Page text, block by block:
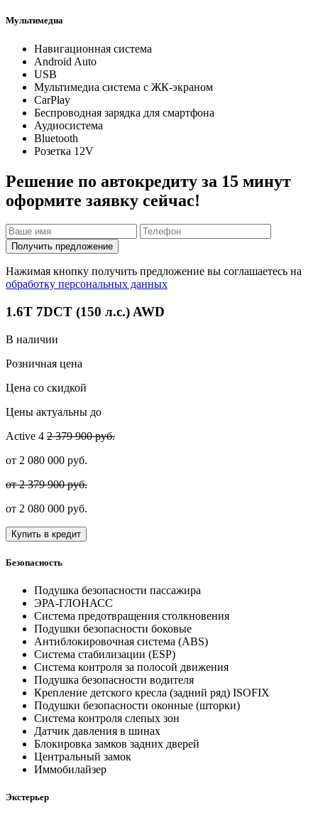
Мультимедиа
Навигационная система
Android Auto
USB
Мультимедиа система с ЖК-экраном
CarPlay
Беспроводная зарядка для смартфона
Аудиосистема
Bluetooth
Розетка 12V
Решение по автокредиту за 15 минут
оформите заявку сейчас!
Получить предложение
Нажимая кнопку получить предложение вы соглашаетесь на
обработку персональных данных
1.6T 7DCT (150 л.с.) AWD
В наличии
Розничная цена
Цена со скидкой
Цены актуальны до
Active 4 2 379 900 руб.
от 2 080 000 руб.
от 2 379 900 руб.
от 2 080 000 руб.
Купить в кредит
Безопасность
Подушка безопасности пассажира
ЭРА-ГЛОНАСС
Система предотвращения столкновения
Подушки безопасности боковые
Антиблокировочная система (ABS)
Система стабилизации (ESP)
Система контроля за полосой движения
Подушка безопасности водителя
Крепление детского кресла (задний ряд) ISOFIX
Подушки безопасности оконные (шторки)
Система контроля слепых зон
Датчик давления в шинах
Блокировка замков задних дверей
Центральный замок
Иммобилайзер
Экстерьер